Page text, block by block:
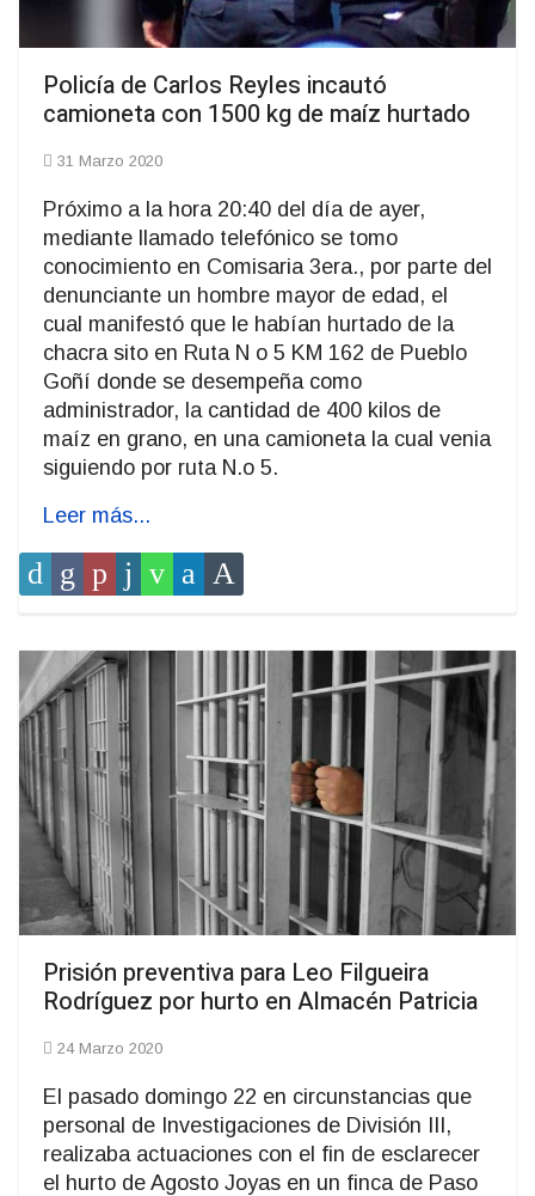
Policía de Carlos Reyles incautó
camioneta con 1500 kg de maíz hurtado
31 Marzo 2020
Próximo a la hora 20:40 del día de ayer,
mediante llamado telefónico se tomo
conocimiento en Comisaria 3era., por parte del
denunciante un hombre mayor de edad, el
cual manifestó que le habían hurtado de la
chacra sito en Ruta N o 5 KM 162 de Pueblo
Goñí donde se desempeña como
administrador, la cantidad de 400 kilos de
maíz en grano, en una camioneta la cual venia
siguiendo por ruta N.o 5.
Leer más...
Prisión preventiva para Leo Filgueira
Rodríguez por hurto en Almacén Patricia
24 Marzo 2020
El pasado domingo 22 en circunstancias que
personal de Investigaciones de División III,
realizaba actuaciones con el fin de esclarecer
el hurto de Agosto Joyas en un finca de Paso